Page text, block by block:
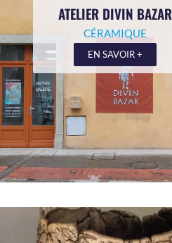
ATELIER DIVIN BAZAR
CÉRAMIQUE
EN SAVOIR +